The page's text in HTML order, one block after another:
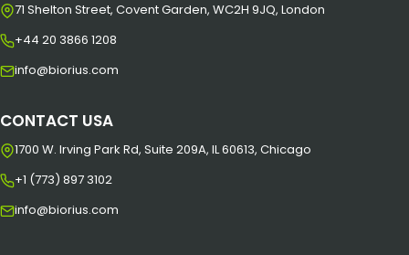
71 Shelton Street, Covent Garden, WC2H 9JQ, London
+44 20 3866 1208
info@biorius.com
CONTACT USA
1700 W. Irving Park Rd, Suite 209A, IL 60613, Chicago
+1 (773) 897 3102
info@biorius.com